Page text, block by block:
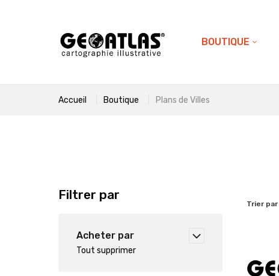
BOUTIQUE
Accueil Boutique Plans de Villes
Trier par
Filtrer par
Acheter par
Tout supprimer